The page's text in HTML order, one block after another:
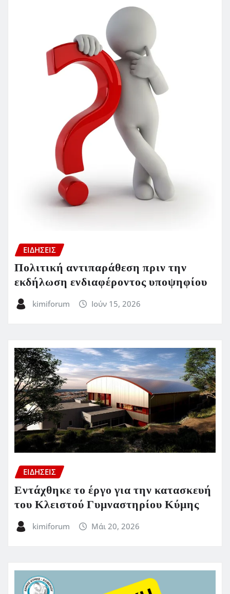
ΕΙΔΗΣΕΙΣ
Πολιτική αντιπαράθεση πριν την
εκδήλωση ενδιαφέροντος υποψηφίου
kimiforum Ιούν 15, 2026
ΕΙΔΗΣΕΙΣ
Εντάχθηκε το έργο για την κατασκευή
του Κλειστού Γυμναστηρίου Κύμης
kimiforum Μάι 20, 2026